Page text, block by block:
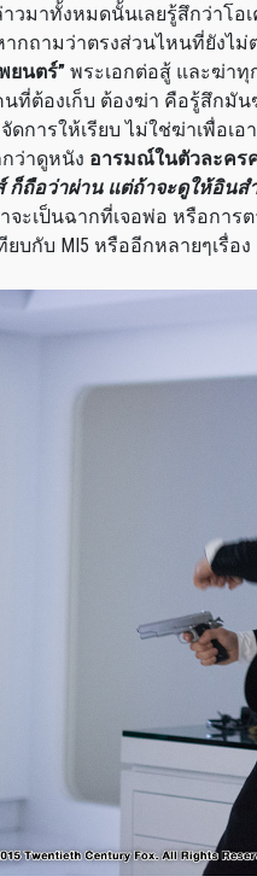
วมาทั้งหมดนั้นเลยรู้สึกว่าโอ
ากถามว่าตรงส่วนไหนที่ยังไม่
ยนตร์” พระเอกต่อสู้ และฆ่า
ที่ต้องเก็บ ต้องฆ่า คือรู้สึกมัน
ดการให้เรียบ ไม่ใช่ฆ่าเพื่อเ
ว่าดูหนัง อารมณ์ในตัวละคร
ก็ถือว่าผ่าน แต่ถ้าจะดูให้อินส
จะเป็นฉากที่เจอพ่อ หรือการ
ยบกับ MI5 หรืออีกหลายๆเรื่อง